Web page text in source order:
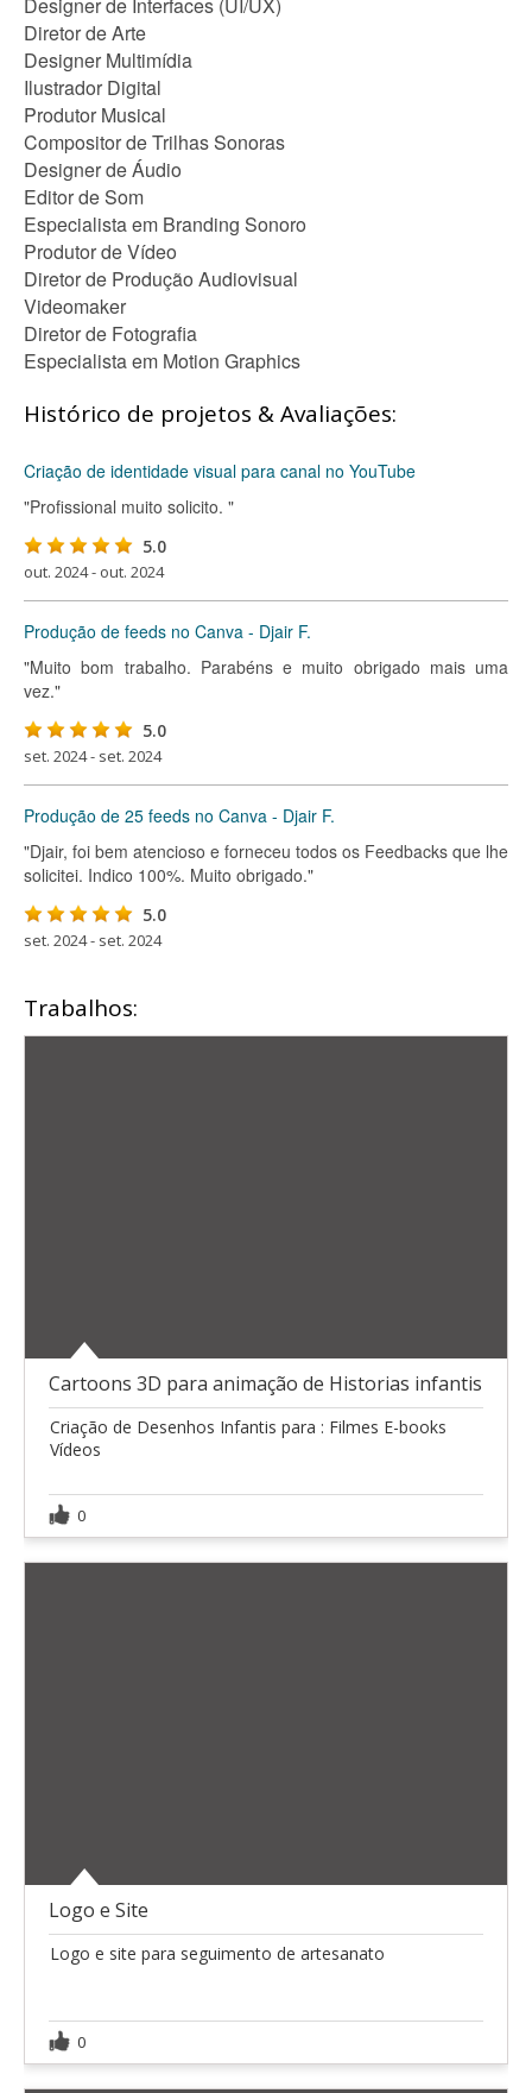
Diretor de Arte
Designer Multimídia
Ilustrador Digital
Produtor Musical
Compositor de Trilhas Sonoras
Designer de Áudio
Editor de Som
Especialista em Branding Sonoro
Produtor de Vídeo
Diretor de Produção Audiovisual
Videomaker
Diretor de Fotografia
Especialista em Motion Graphics
Histórico de projetos & Avaliações:
Criação de identidade visual para canal no YouTube
"Profissional muito solicito. "
5.0
out. 2024 - out. 2024
Produção de feeds no Canva - Djair F.
"Muito bom trabalho. Parabéns e muito obrigado mais uma
vez."
5.0
set. 2024 - set. 2024
Produção de 25 feeds no Canva - Djair F.
"Djair, foi bem atencioso e forneceu todos os Feedbacks que lhe
solicitei. Indico 100%. Muito obrigado."
5.0
set. 2024 - set. 2024
Trabalhos:
Cartoons 3D para animação de Historias infantis
Criação de Desenhos Infantis para : Filmes E-books
Vídeos
0
Logo e Site
Logo e site para seguimento de artesanato
0